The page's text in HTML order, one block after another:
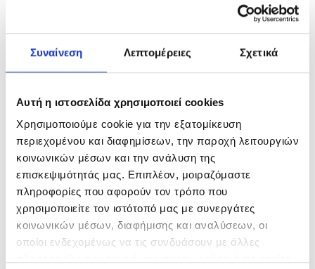
Συναίνεση Λεπτομέρειες Σχετικά
Αυτή η ιστοσελίδα χρησιμοποιεί cookies
Χρησιμοποιούμε cookie για την εξατομίκευση
περιεχομένου και διαφημίσεων, την παροχή λειτουργιών
κοινωνικών μέσων και την ανάλυση της
επισκεψιμότητάς μας. Επιπλέον, μοιραζόμαστε
πληροφορίες που αφορούν τον τρόπο που
χρησιμοποιείτε τον ιστότοπό μας με συνεργάτες
κοινωνικών μέσων, διαφήμισης και αναλύσεων, οι
οποίοι ενδεχομένως να τις συνδυάσουν με άλλες
Yuki Taper Line Cast Shock
Leader
24,50€
Επιλογή
UNO Πλεξάνες
28,60 € 38,70
In Stock
Επιλογή